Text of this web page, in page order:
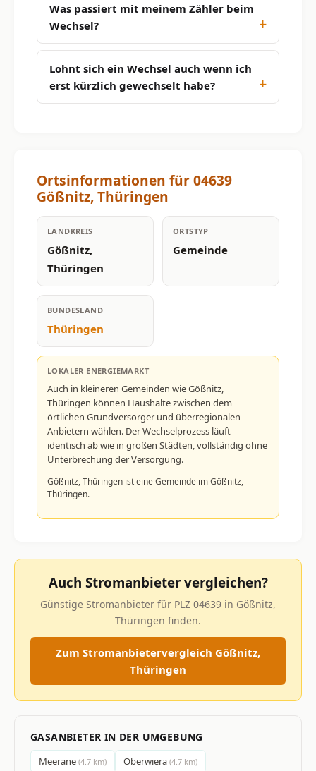
Was passiert mit meinem Zähler beim
Wechsel?
Lohnt sich ein Wechsel auch wenn ich
erst kürzlich gewechselt habe?
Ortsinformationen für 04639
Gößnitz, Thüringen
LANDKREIS
Gößnitz,
Thüringen
ORTSTYP
Gemeinde
BUNDESLAND
Thüringen
LOKALER ENERGIEMARKT
Auch in kleineren Gemeinden wie Gößnitz,
Thüringen können Haushalte zwischen dem
örtlichen Grundversorger und überregionalen
Anbietern wählen. Der Wechselprozess läuft
identisch ab wie in großen Städten, vollständig ohne
Unterbrechung der Versorgung.
Gößnitz, Thüringen ist eine Gemeinde im Gößnitz,
Thüringen.
Auch Stromanbieter vergleichen?
Günstige Stromanbieter für PLZ 04639 in Gößnitz,
Thüringen finden.
Zum Stromanbietervergleich Gößnitz,
Thüringen
GASANBIETER IN DER UMGEBUNG
Meerane (4.7 km) Oberwiera (4.7 km)